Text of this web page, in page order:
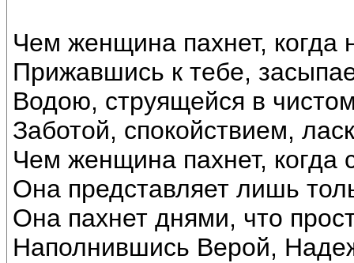
Чем женщина пахнет, когда
Прижавшись к тебе,
Водою, струящейся в
Заботой, спокойствием,
Чем женщина пахнет, когда
Она представляет лишь
Она пахнет днями, что
Наполнившись Верой,